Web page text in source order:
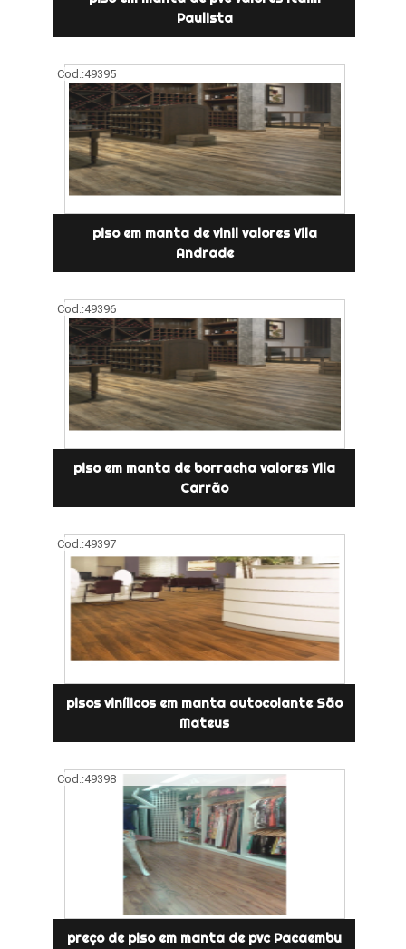
Paulista
Cod.:49395
piso em manta de vinil valores Vila
Andrade
Cod.:49396
piso em manta de borracha valores Vila
Carrão
Cod.:49397
pisos vinílicos em manta autocolante São
Mateus
Cod.:49398
preço de piso em manta de pvc Pacaembu